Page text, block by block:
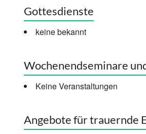
Gottesdienste
keine bekannt
Wochenendseminare
Keine Veranstaltungen
Angebote für trauernde